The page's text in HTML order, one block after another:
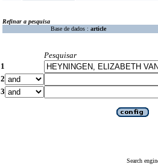
Refinar a pesquisa
Base de dados : article
Pesquisar
1
2
3
Search